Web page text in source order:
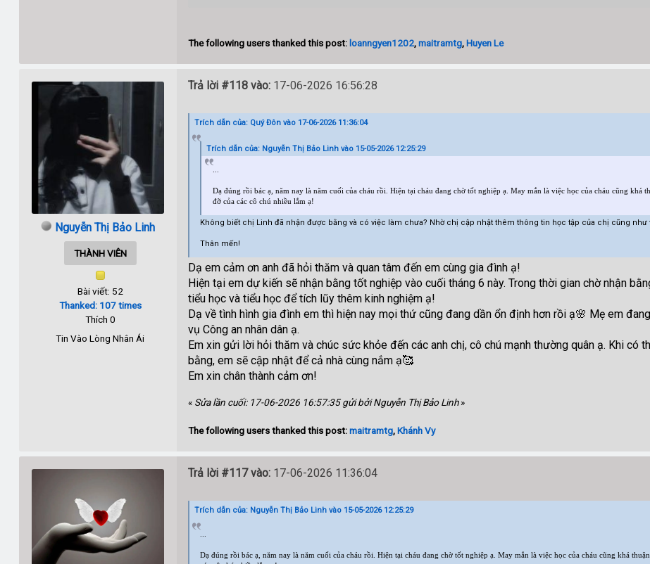
The following users thanked this post:loanngyen1202,maitramtg,Huyen Le
Nguyễn Thị Bảo Linh
THÀNH VIÊN
Bài viết: 52
Thanked: 107 times
Thích 0
Tin Vào Lòng Nhân Ái
Trả lời #118 vào:17-06-2026 16:56:28
Trích dẫn của: Quý Đôn vào 17-06-2026 11:36:04
Trích dẫn của: Nguyễn Thị Bảo Linh vào 15-05-2026 12:25:29
Dạ đúng rồi bác ạ, năm nay là năm cuối của cháu rồi. Hiện tại cháu đang chờ tốt nghiệp ạ. May mắn là việc học của cháu cũng
đỡ của các cô chú nhiều lắm ạ!
Không biết chị Linh đã nhận được bằng và có việc làm chưa? Nhờ chị cập nhật thêm thông tin học tập của chị cũng
Thân mến!
Dạ em cảm ơn anh đã hỏi thăm và quan tâm đến em cùng gia đình ạ!
Hiện tại em dự kiến sẽ nhận bằng tốt nghiệp vào cuối tháng 6 này. Trong thời gian chờ nhận
tiểu học và tiểu học để tích lũy thêm kinh nghiệm ạ!
Dạ về tình hình gia đình em thì hiện nay mọi thứ cũng đang dần ổn định hơn rồi ạ🌸 Mẹ em
vụ Công an nhân dân ạ.
Em xin gửi lời hỏi thăm và chúc sức khỏe đến các anh chị, cô chú mạnh thường quân ạ. Khi có
bằng, em sẽ cập nhật để cả nhà cùng nắm ạ🥰
Em xin chân thành cảm ơn!
« Sửa lần cuối: 17-06-2026 16:57:35 gửi bởi Nguyễn Thị Bảo Linh»
The following users thanked this post:maitramtg,Khánh Vy
Trả lời #117 vào:17-06-2026 11:36:04
Trích dẫn của: Nguyễn Thị Bảo Linh vào 15-05-2026 12:25:29
Dạ đúng rồi bác ạ, năm nay là năm cuối của cháu rồi. Hiện tại cháu đang chờ tốt nghiệp ạ. May mắn là việc học của cháu cũng khá